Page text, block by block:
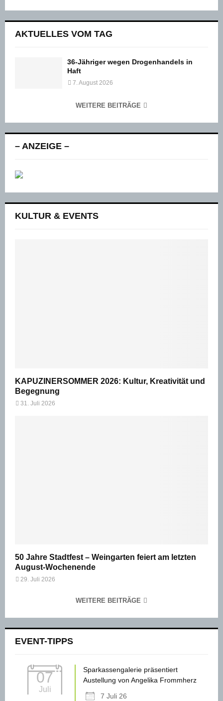
AKTUELLES VOM TAG
36-Jähriger wegen Drogenhandels in
Haft
7. August 2026
WEITERE BEITRÄGE
– ANZEIGE –
KULTUR & EVENTS
KAPUZINERSOMMER 2026: Kultur, Kreativität und
Begegnung
31. Juli 2026
50 Jahre Stadtfest – Weingarten feiert am letzten
August-Wochenende
29. Juli 2026
WEITERE BEITRÄGE
EVENT-TIPPS
07
Juli
Sparkassengalerie präsentiert
Austellung von Angelika Frommherz
7 Juli 26